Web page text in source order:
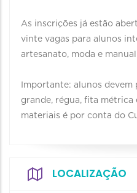
As inscrições já estão
vinte vagas para alunos
artesanato, moda e
Importante: alunos
grande, régua, fita métrica
materiais é por conta do
LOCALIZAÇÃO